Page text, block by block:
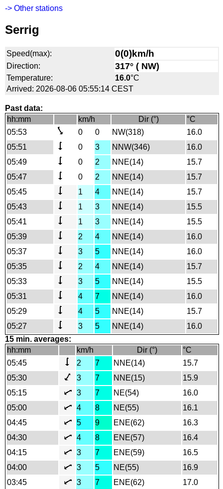
-> Other stations
Serrig
Speed(max): 0(0)km/h
Direction: 317° ( NW)
Temperature: 16.0°C
Arrived: 2026-08-06 05:55:14 CEST
Past data:
hh:mm
km/h Dir (°)
°C
05:53
0 0 NW(318)
16.0
05:51
0 3 NNW(346)
16.0
05:49
0 2 NNE(14)
15.7
05:47
0 2 NNE(14)
15.7
05:45
1 4 NNE(14)
15.7
05:43
1 3 NNE(14)
15.5
05:41
1 3 NNE(14)
15.5
05:39
2 4 NNE(14)
16.0
05:37
3 5 NNE(14)
16.0
05:35
2 4 NNE(14)
15.7
05:33
3 5 NNE(14)
15.5
05:31
4 7 NNE(14)
16.0
05:29
4 5 NNE(14)
15.7
05:27
3 5 NNE(14)
16.0
15 min. averages:
hh:mm
km/h Dir (°)
°C
05:45
2 7 NNE(14)
15.7
05:30
3 7 NNE(15)
15.9
05:15
3 7 NE(54)
16.0
05:00
4 8 NE(55)
16.1
04:45
5 9 ENE(62)
16.3
04:30
4 8 ENE(57)
16.4
04:15
3 7 ENE(59)
16.5
04:00
3 5 NE(55)
16.9
03:45
3 7 ENE(62)
17.0